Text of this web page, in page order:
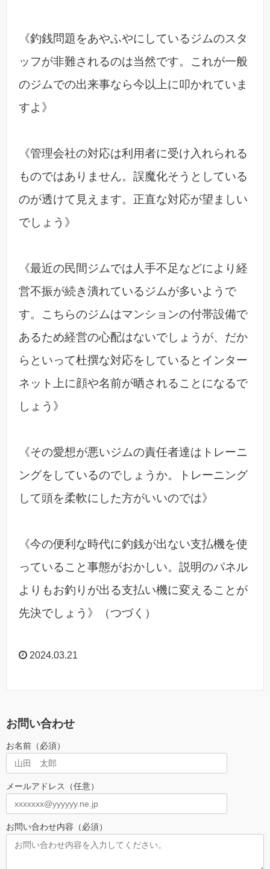
《釣銭問題をあやふやにしているジムのスタ
ッフが非難されるのは当然です。これが一般
のジムでの出来事なら今以上に叩かれていま
すよ》
《管理会社の対応は利用者に受け入れられる
ものではありません。誤魔化そうとしている
のが透けて見えます。正直な対応が望ましい
でしょう》
《最近の民間ジムでは人手不足などにより経
営不振が続き潰れているジムが多いようで
す。こちらのジムはマンションの付帯設備で
あるため経営の心配はないでしょうが、だか
らといって杜撰な対応をしているとインター
ネット上に顔や名前が晒されることになるで
しょう》
《その愛想が悪いジムの責任者達はトレーニ
ングをしているのでしょうか。トレーニング
して頭を柔軟にした方がいいのでは》
《今の便利な時代に釣銭が出ない支払機を使
っていること事態がおかしい。説明のパネル
よりもお釣りが出る支払い機に変えることが
先決でしょう》（つづく）
2024.03.21
お問い合わせ
お名前（必須）
メールアドレス（任意）
お問い合わせ内容（必須）